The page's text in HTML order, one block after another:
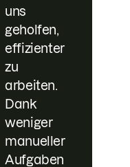
uns
geholfen,
effizienter
zu
arbeiten.
Dank
weniger
manueller
Aufgaben